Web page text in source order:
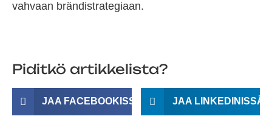
vahvaan brändistrategiaan.
Piditkö artikkelista?
JAA FACEBOOKISSA JAA LINKEDINISSÄ